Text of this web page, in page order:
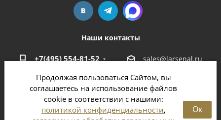
Продолжая пользоваться Сайтом, вы
соглашаетесь на использование файлов
cookie в соответствии с нашими:
политикой конфиденциальности,
Ок
Наши контакты
+7(495) 554-81-52 sales@larsenal.ru
Московская область,
г. Люберцы,
ул. Хлебозаводская, 8 Б